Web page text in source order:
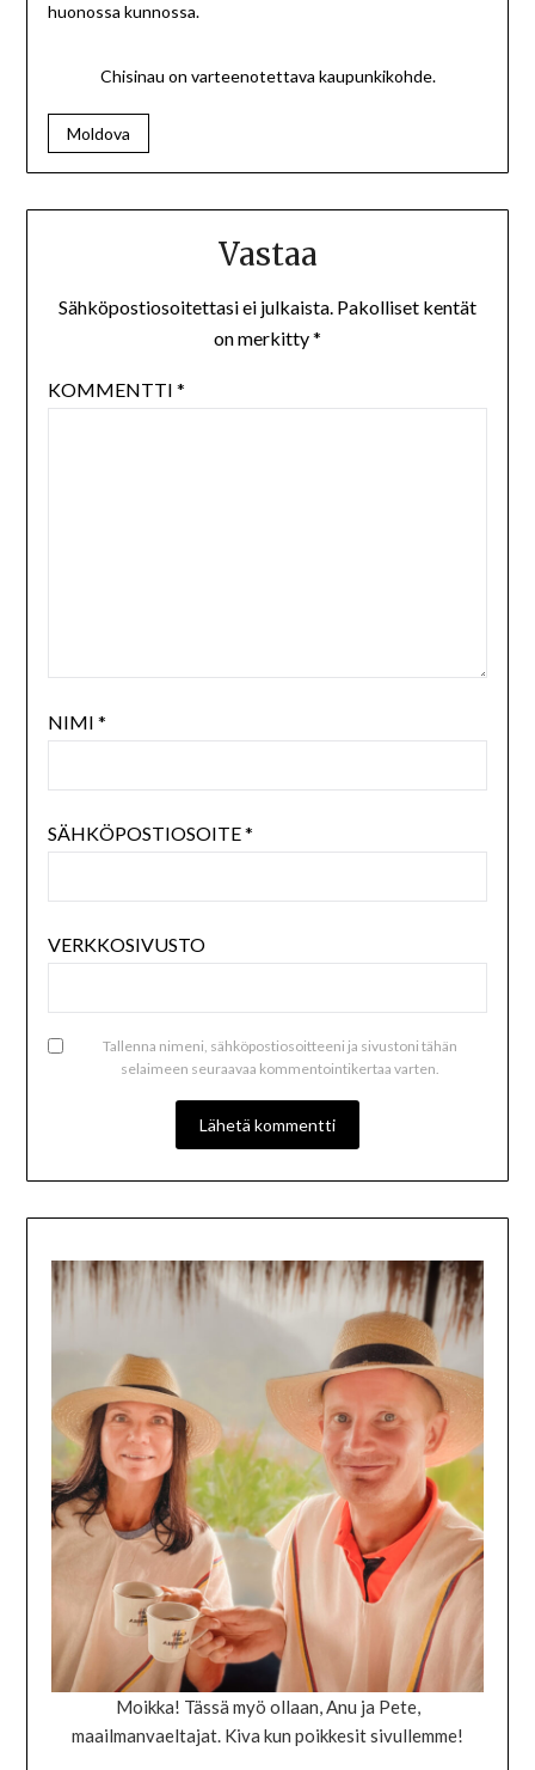
huonossa kunnossa.
Chisinau on varteenotettava kaupunkikohde.
Moldova
Vastaa
Sähköpostiosoitettasi ei julkaista. Pakolliset kentät
on merkitty*
KOMMENTTI *
NIMI *
SÄHKÖPOSTIOSOITE*
VERKKOSIVUSTO
Tallenna nimeni, sähköpostiosoitteeni ja sivustoni tähän
selaimeen seuraavaa kommentointikertaa varten.
Moikka! Tässä myö ollaan, Anu ja Pete,
maailmanvaeltajat. Kiva kun poikkesit sivullemme!